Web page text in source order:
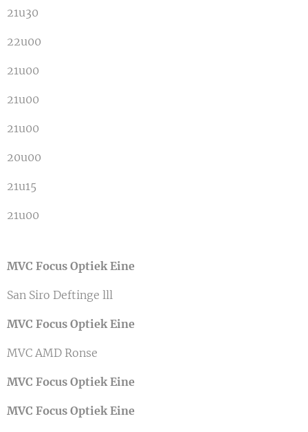
21u30
22u00
21u00
21u00
21u00
20u00
21u15
21u00
MVC Focus Optiek Eine
San Siro Deftinge lll
MVC Focus Optiek Eine
MVC AMD Ronse
MVC Focus Optiek Eine
MVC Focus Optiek Eine